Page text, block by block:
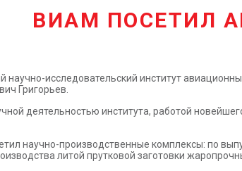
ВИАМ ПОСЕТИЛ
научно-исследовательский институт
Григорьев.
деятельностью института, работой
научно-производственные комплексы: по
литой прутковой заготовки